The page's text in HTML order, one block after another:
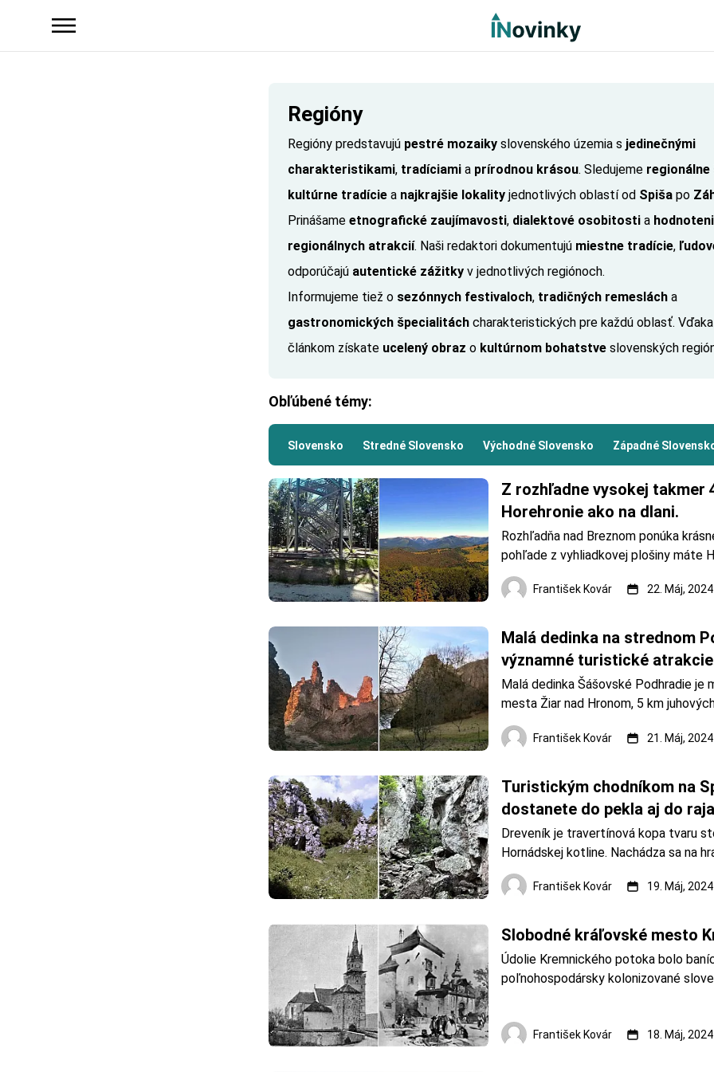
Regióny
Regióny predstavujú pestré mozaiky slovenského územia s jedinečnými
charakteristikami, tradíciami a prírodnou krásou. Sledujeme
kultúrne tradície a najkrajšie lokality jednotlivých oblastí od Spiša po
Prinášame etnografické zaujímavosti, dialektové osobitosti a
regionálnych atrakcií. Naši redaktori dokumentujú miestne tradície,
odporúčajú autentické zážitky v jednotlivých regiónoch.
Informujeme tiež o sezónnych festivaloch, tradičných remeslách a
gastronomických špecialitách charakteristických pre každú oblasť.
článkom získate ucelený obraz o kultúrnom bohatstve slovenských
Obľúbené témy:
Slovensko Stredné Slovensko Východné Slovensko Západné
Z rozhľadne vysokej takmer
Horehronie ako na dlani.
Rozhľadňa nad Breznom ponúka
pohľade z vyhliadkovej plošiny máte
na dlani. Vidíte aj na Nízke Tatry,
Veporské vrchy. Vrchol rozhľadne je v
František Kovár Rozh&#
František Kovár 22. Máj, 2024
Malá dedinka na strednom
významné turistické
Malá dedinka Šášovské Podhradie je
mesta Žiar nad Hronom, 5 km
centra. Leží na severnom okraji
na ľavom brehu Hrona, pri jeho sútoku
Fotoarch&i
František Kovár 21. Máj, 2024
Turistickým chodníkom na
dostanete do pekla aj do
Dreveník je travertínová kopa tvaru
Hornádskej kotline. Nachádza sa na
okresov Spišská Nová Ves a Levoča.
rozlohou 1 018 186 m² je chránené od
rezerváciu. Spolu s neď
František Kovár 19. Máj, 2024
Slobodné kráľovské mesto
Údolie Kremnického potoka bolo
poľnohospodársky kolonizované
17. november 1328, kedy uhorský kráľ
František Kovár 18. Máj, 2024